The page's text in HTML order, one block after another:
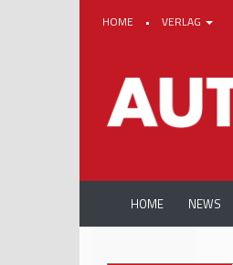
HOME • VERLAG
HOME NEWS